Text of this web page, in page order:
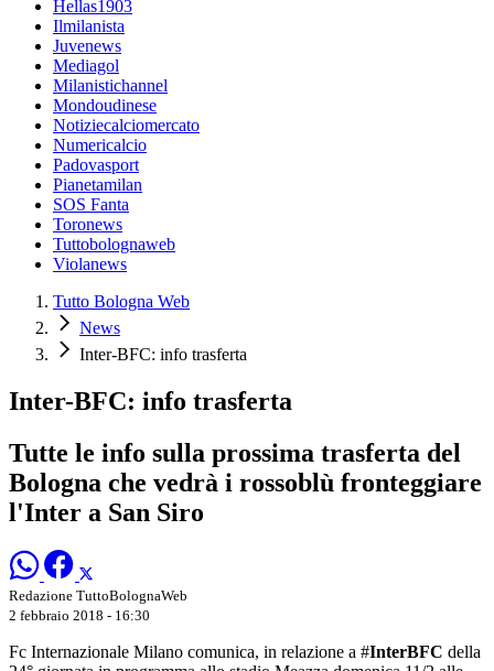
Hellas1903
Ilmilanista
Juvenews
Mediagol
Milanistichannel
Mondoudinese
Notiziecalciomercato
Numericalcio
Padovasport
Pianetamilan
SOS Fanta
Toronews
Tuttobolognaweb
Violanews
Tutto Bologna Web
News
Inter-BFC: info trasferta
Inter-BFC: info trasferta
Tutte le info sulla prossima trasferta del
Bologna che vedrà i rossoblù fronteggiare
l'Inter a San Siro
Redazione TuttoBolognaWeb
2 febbraio 2018 - 16:30
Fc Internazionale Milano comunica, in relazione a #InterBFC della